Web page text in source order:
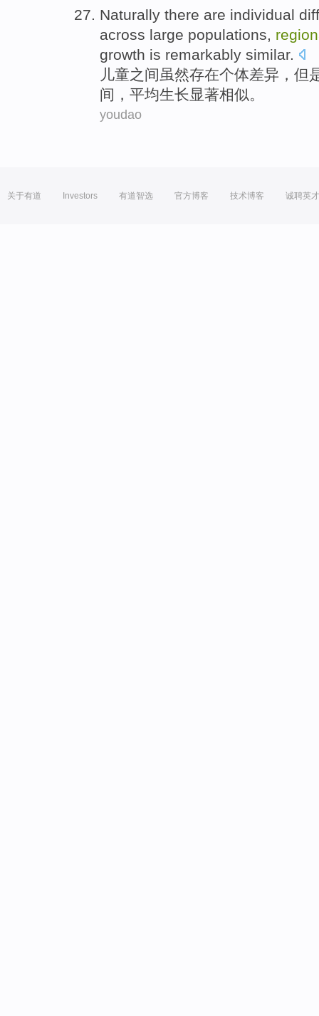
Naturally there are individual
across large populations,
growth is remarkably similar.
儿童之间虽然存在个体差异 ， 但
间， 平均生长显著相似。
youdao
关于有道 Investors 有道智选 官方博客 技术博客 诚聘英才